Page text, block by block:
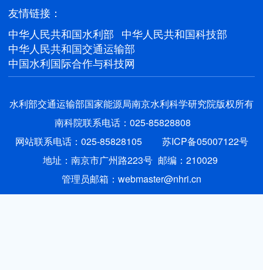
友情链接：
中华人民共和国水利部 中华人民共和国科技部
中华人民共和国交通运输部
中国水利国际合作与科技网
水利部交通运输部国家能源局南京水利科学研究院版权所有
南科院联系电话：025-85828808
网站联系电话：025-85828105
苏ICP备05007122号
地址：南京市广州路223号 邮编：210029
管理员邮箱：webmaster@nhri.cn